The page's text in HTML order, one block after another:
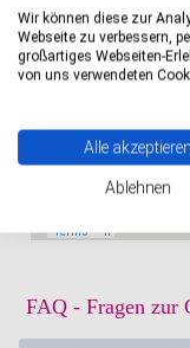
FAQ - Fragen zur
Wir können diese zur
Webseite zu verbessern,
großartiges Webseiten-
von uns verwendeten
Alle akzeptieren
Ablehnen